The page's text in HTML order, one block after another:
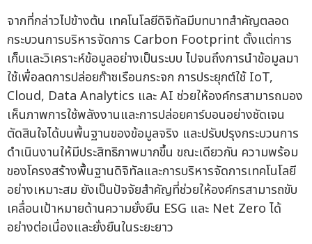
จากที่กล่าวไปข้างต้น เทคโนโลยีดิจิทัลมีบทบาทสำคัญตลอด
กระบวนการบริหารจัดการ Carbon Footprint ตั้งแต่การ
เก็บและวิเคราะห์ข้อมูลอย่างเป็นระบบ ไปจนถึงการนำข้อมูลมา
ใช้เพื่อลดการปล่อยก๊าซเรือนกระจก การประยุกต์ใช้ IoT,
Cloud, Data Analytics และ AI ช่วยให้องค์กรสามารถมอง
เห็นภาพการใช้พลังงานและการปล่อยคาร์บอนอย่างชัดเจน
ตัดสินใจได้บนพื้นฐานของข้อมูลจริง และปรับปรุงกระบวนการ
ดำเนินงานให้มีประสิทธิภาพมากขึ้น ขณะเดียวกัน ความพร้อม
ของโครงสร้างพื้นฐานดิจิทัลและการบริหารจัดการเทคโนโลยี
อย่างเหมาะสม ยังเป็นปัจจัยสำคัญที่ช่วยให้องค์กรสามารถขับ
เคลื่อนเป้าหมายด้านความยั่งยืน ESG และ Net Zero ได้
อย่างต่อเนื่องและยั่งยืนในระยะยาว